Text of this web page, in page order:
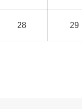
28 29